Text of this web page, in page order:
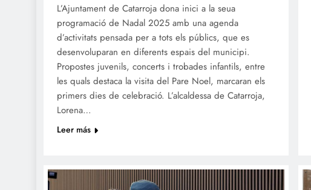
L’Ajuntament de Catarroja dona inici a la seua
programació de Nadal 2025 amb una agenda
d’activitats pensada per a tots els públics, que es
desenvoluparan en diferents espais del municipi.
Propostes juvenils, concerts i trobades infantils, entre
les quals destaca la visita del Pare Noel, marcaran els
primers dies de celebració. L’alcaldessa de Catarroja,
Lorena…
Leer más